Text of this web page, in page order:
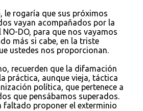
le rogaría que sus próximos
vayan acompañados por la
NO-DO, para que nos vayamos
más si cabe, en la triste
ustedes nos proporcionan.
recuerden que la difamación
práctica, aunque vieja, táctica
política, que pertenece a
que pensábamos superados.
faltado proponer el exterminio